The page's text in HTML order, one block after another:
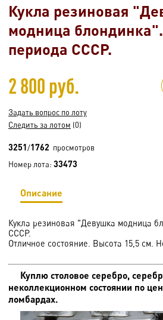
Кукла резиновая
модница
периода СССР.
2 800 руб.
Задать вопрос по лоту
Следить за лотом (0)
3251/1762 просмотров
Номер лота: 33473
Описание
Кукла резиновая "Девушка модница
СССР.
Отличное состояние. Высота 15,5 см.
Куплю столовое серебро,
неколлекционном состоянии по
ломбардах.